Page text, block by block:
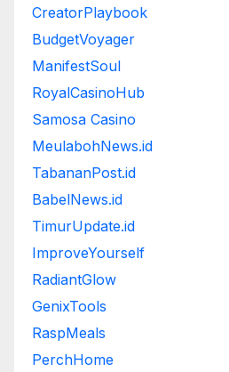
CreatorPlaybook
BudgetVoyager
ManifestSoul
RoyalCasinoHub
Samosa Casino
MeulabohNews.id
TabananPost.id
BabelNews.id
TimurUpdate.id
ImproveYourself
RadiantGlow
GenixTools
RaspMeals
PerchHome